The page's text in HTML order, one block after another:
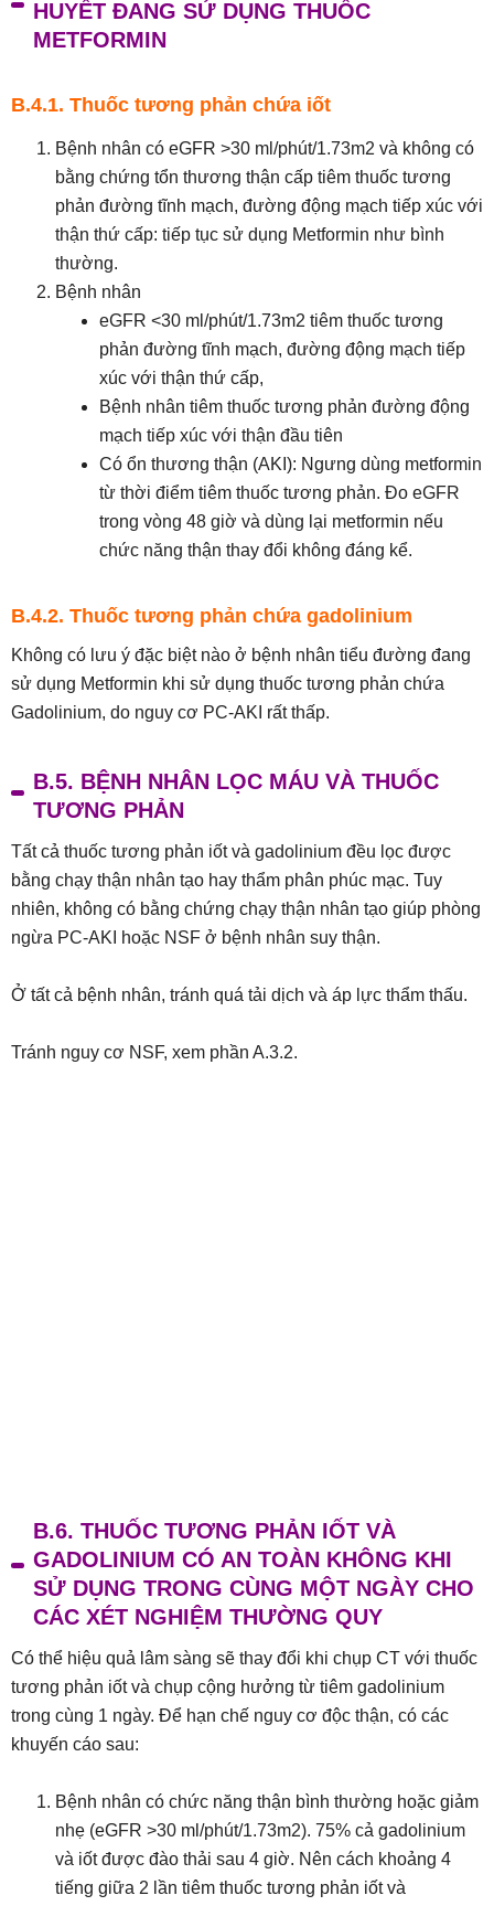
HUYẾT ĐANG SỬ DỤNG THUỐC
METFORMIN
B.4.1. Thuốc tương phản chứa iốt
Bệnh nhân có eGFR >30 ml/phút/1.73m2 và không có
bằng chứng tổn thương thận cấp tiêm thuốc tương
phản đường tĩnh mạch, đường động mạch tiếp xúc với
thận thứ cấp: tiếp tục sử dụng Metformin như bình
thường.
Bệnh nhân
eGFR <30 ml/phút/1.73m2 tiêm thuốc tương
phản đường tĩnh mạch, đường động mạch tiếp
xúc với thận thứ cấp,
Bệnh nhân tiêm thuốc tương phản đường động
mạch tiếp xúc với thận đầu tiên
Có ổn thương thận (AKI): Ngưng dùng metformin
từ thời điểm tiêm thuốc tương phản. Đo eGFR
trong vòng 48 giờ và dùng lại metformin nếu
chức năng thận thay đổi không đáng kể.
B.4.2. Thuốc tương phản chứa gadolinium
Không có lưu ý đặc biệt nào ở bệnh nhân tiểu đường đang
sử dụng Metformin khi sử dụng thuốc tương phản chứa
Gadolinium, do nguy cơ PC-AKI rất thấp.
B.5. BỆNH NHÂN LỌC MÁU VÀ THUỐC
TƯƠNG PHẢN
Tất cả thuốc tương phản iốt và gadolinium đều lọc được
bằng chạy thận nhân tạo hay thẩm phân phúc mạc. Tuy
nhiên, không có bằng chứng chạy thận nhân tạo giúp phòng
ngừa PC-AKI hoặc NSF ở bệnh nhân suy thận.
Ở tất cả bệnh nhân, tránh quá tải dịch và áp lực thẩm thấu.
Tránh nguy cơ NSF, xem phần A.3.2.
B.6. THUỐC TƯƠNG PHẢN IỐT VÀ
GADOLINIUM CÓ AN TOÀN KHÔNG KHI
SỬ DỤNG TRONG CÙNG MỘT NGÀY CHO
CÁC XÉT NGHIỆM THƯỜNG QUY
Có thể hiệu quả lâm sàng sẽ thay đổi khi chụp CT với thuốc
tương phản iốt và chụp cộng hưởng từ tiêm gadolinium
trong cùng 1 ngày. Để hạn chế nguy cơ độc thận, có các
khuyến cáo sau:
Bệnh nhân có chức năng thận bình thường hoặc giảm
nhẹ (eGFR >30 ml/phút/1.73m2). 75% cả gadolinium
và iốt được đào thải sau 4 giờ. Nên cách khoảng 4
tiếng giữa 2 lần tiêm thuốc tương phản iốt và